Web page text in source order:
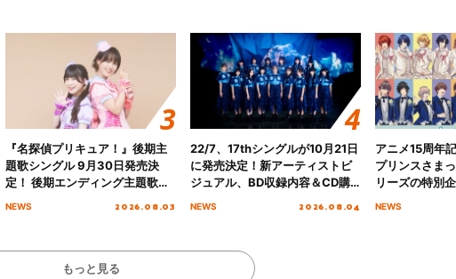
『名探偵プリキュア！』後期主
題歌シングル 9月30日発売決
定！ 後期エンディング主題歌
NEWS 2026.08.03
22/7、17thシングルが10月21日
に発売決定！新アーティストビ
ジュアル、BD収録内容＆CD購
NEWS 2026.08.04
アニメ15周年
プリンスさま
リーズの特別
NEWS
もっと見る